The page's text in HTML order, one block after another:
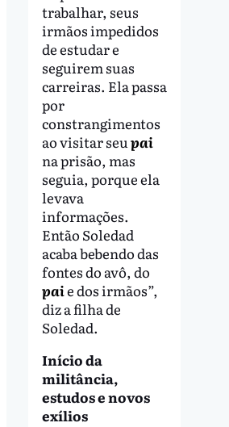
trabalhar, seus
irmãos impedidos
de estudar e
seguirem suas
carreiras. Ela passa
por
constrangimentos
ao visitar seupai
na prisão, mas
seguia, porque ela
levava
informações.
Então Soledad
acaba bebendo das
fontes do avô, do
paie dos irmãos”,
diz a filha de
Soledad.
Início da
militância,
estudos e novos
exílios